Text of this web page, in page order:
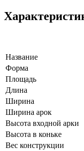
Название
Форма
Площадь
Длина
Ширина
Ширина арок
Высота входной арки
Высота в коньке
Вес конструкции